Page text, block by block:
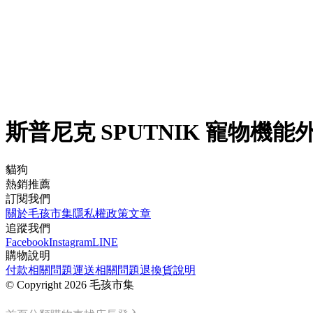
斯普尼克 SPUTNIK 寵物機能
貓狗
熱銷推薦
訂閱我們
關於毛孩市集隱私權政策文章
追蹤我們
FacebookInstagramLINE
購物說明
付款相關問題運送相關問題退換貨說明
© Copyright 2026 毛孩市集